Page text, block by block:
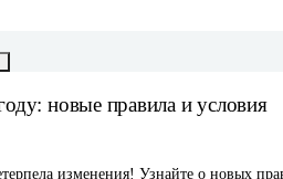
новые правила и условия
изменения! Узнайте о новых